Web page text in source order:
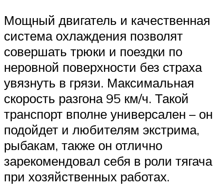
Мощный двигатель и качественная
система охлаждения позволят
совершать трюки и поездки по
неровной поверхности без страха
увязнуть в грязи. Максимальная
скорость разгона 95 км/ч. Такой
транспорт вполне универсален – он
подойдет и любителям экстрима,
рыбакам, также он отлично
зарекомендовал себя в роли тягача
при хозяйственных работах.